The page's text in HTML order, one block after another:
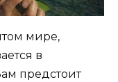
мире,
в
предстоит